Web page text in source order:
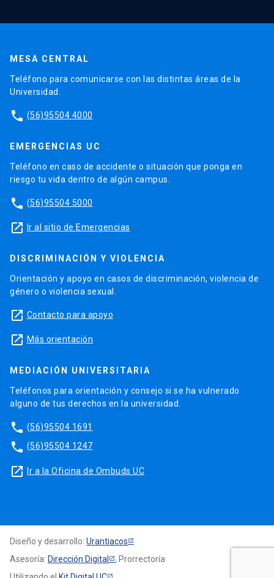
MESA CENTRAL
Teléfono para comunicarse con las distintas áreas de la
Universidad.
phone (56)95504 4000
EMERGENCIAS UC
Teléfono en caso de accidente o situación que ponga en
riesgo tu vida dentro de algún campus.
phone (56)95504 5000
launch Ir al sitio de Emergencias
DISCRIMINACIÓN Y VIOLENCIA
Orientación y apoyo en casos de discriminación, violencia de
género o violencia sexual.
launch Contacto para apoyo
launch Más orientación
MEDIACIÓN UNIVERSITARIA
Teléfonos para orientación y consejo si se ha vulnerado
alguno de tus derechos en la universidad.
phone (56)95504 1691
phone (56)95504 1247
launch Ir a la Oficina de Ombuds UC
Diseño y desarrollo: Urantiacos
Asesoría: Dirección Digital
, Prorrectoría